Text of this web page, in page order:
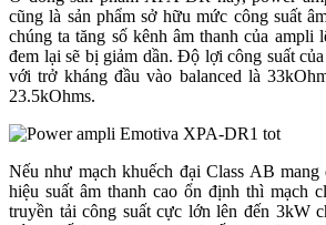
cũng là sản phẩm sở hữu mức công suất
chúng ta tăng số kênh âm thanh của ampli
đem lại sẽ bị giảm dần. Độ lợi công suất
với trở kháng đầu vào balanced là
23.5kOhms.
Nếu như mạch khuếch đại Class AB
hiệu suất âm thanh cao ổn định thì mạch
truyền tải công suất cực lớn lên đến 3kW